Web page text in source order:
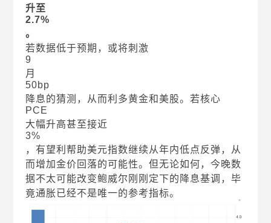
升至
2.7%
。
若数据低于预期，或将刺激
9
月
50bp
降息的猜测，从而利多黄金和美股。若核心
PCE
大幅升高甚至接近
3%
，有望利帮助美元指数继续从年内低点反弹，从
而增加金价回落的可能性。但无论如何，今晚数
据不太可能改变鲍威尔刚刚定下的降息基调，毕
竟通胀已经不是唯一的参考指标。